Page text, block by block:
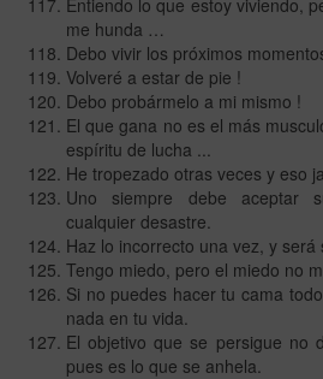
me hunda …
Debo vivir los próximos
Volveré a estar de pie !
Debo probármelo a mi mismo !
El que gana no es el más
espíritu de lucha ...
He tropezado otras veces y eso
Uno siempre debe aceptar
cualquier desastre.
Haz lo incorrecto una vez, y
Tengo miedo, pero el miedo no
Si no puedes hacer tu cama
nada en tu vida.
El objetivo que se persigue no
pues es lo que se anhela.